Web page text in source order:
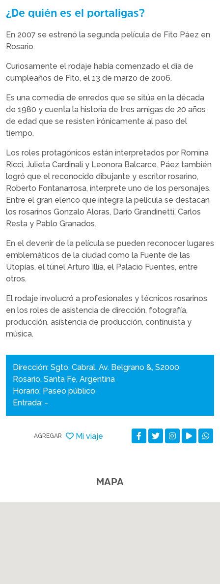
¿De quién es el portaligas?
En 2007 se estrenó la segunda película de Fito Páez en
Rosario.
Curiosamente el rodaje había comenzado el día de
cumpleaños de Fito, el 13 de marzo de 2006.
Es una comedia de enredos que se sitúa en la década
de 1980 y cuenta la historia de tres amigas de 20 años
de edad que se resisten irónicamente al paso del
tiempo.
Los roles protagónicos están interpretados por Romina
Ricci, Julieta Cardinali y Leonora Balcarce. Páez también
logró que el reconocido dibujante y escritor rosarino,
Roberto Fontanarrosa, interprete uno de los personajes.
Entre el gran elenco que integra la película se destacan
los rosarinos Gonzalo Aloras, Darío Grandinetti, Carlos
Resta y Pablo Granados.
En el devenir de la película se pueden reconocer lugares
emblemáticos de la ciudad como la Fuente de las
Utopías, el túnel Arturo Illia, el Palacio Fuentes, entre
otros.
El rodaje involucró a profesionales y técnicos rosarinos
en los roles de asistencia de dirección, fotografía,
producción, asistencia de producción, continuista y
música.
Dirección: Sgto. Cabral, Av. Belgrano &, S2000
Rosario, Santa Fe, Argentina
Horario: Paseo público
Entrada: -
AGREGAR Mi viaje
MAPA